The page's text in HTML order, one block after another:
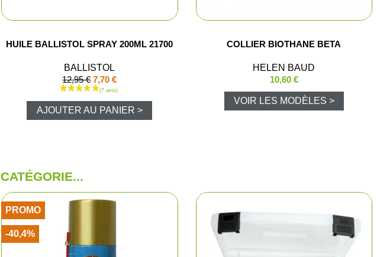
Pantalons de chasse
Veste de balltrap
Gants
HUILE BALLISTOL SPRAY 200ML 21700
BALLISTOL
12,95 € 7,70 €
AJOUTER AU PANIER >
COLLIER BIOTHANE BETA
HELEN BAUD
10,60 €
VOIR LES MODÈLES >
CATÉGORIE...
PROMO
-40,4%